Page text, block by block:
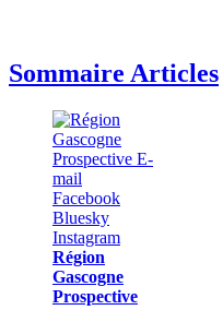
Sommaire Articles
Région
Gascogne
Prospective